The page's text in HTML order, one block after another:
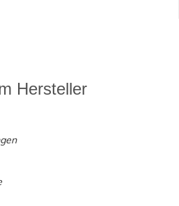
Hersteller